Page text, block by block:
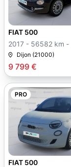
9 799 €
FIAT 500
Dijon (21000)
PRO
FIAT 500